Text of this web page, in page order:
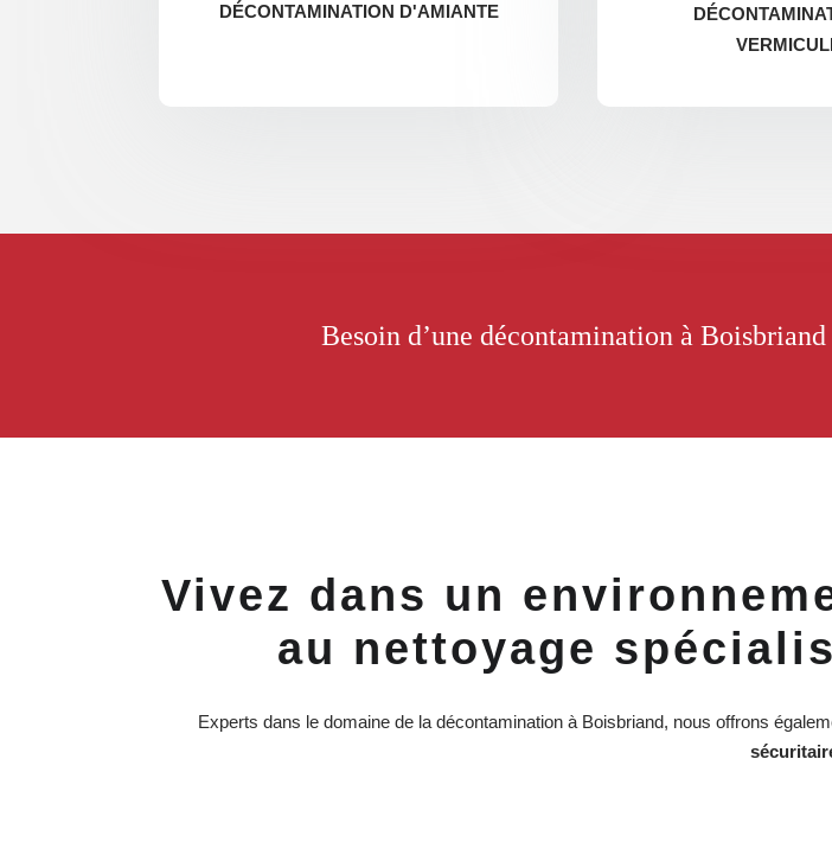
DÉCONTAMINATION D'AMIANTE
Besoin d’une décontamination à
Vivez dans un
au nettoyage
Experts dans le domaine de la décontamination à Boisbriand, nous offrons